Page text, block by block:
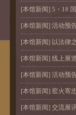
[本馆新闻] 5・18
[本馆新闻] 活动预
[本馆新闻] 以法律
[本馆新闻] 线上展
[本馆新闻] 活动预
[本馆新闻] 窑火寄
[本馆新闻] 交流展